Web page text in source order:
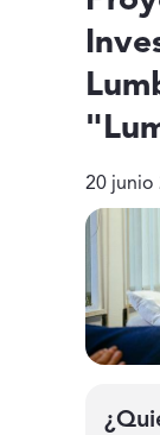
20 junio